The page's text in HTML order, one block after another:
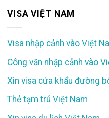
VISA VIỆT NAM
Visa nhập cảnh vào Việt
Công văn nhập cảnh vào
Xin visa cửa khẩu đường
Thẻ tạm trú Việt Nam